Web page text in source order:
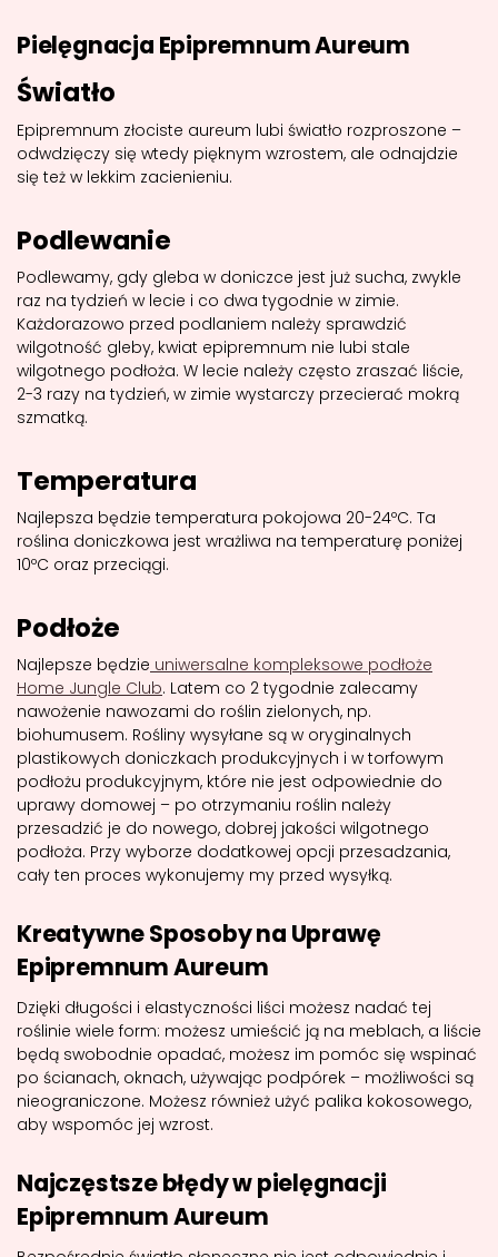
Pielęgnacja Epipremnum Aureum
Światło
Epipremnum złociste aureum lubi światło rozproszone –
odwdzięczy się wtedy pięknym wzrostem, ale odnajdzie
się też w lekkim zacienieniu.
Podlewanie
Podlewamy, gdy gleba w doniczce jest już sucha, zwykle
raz na tydzień w lecie i co dwa tygodnie w zimie.
Każdorazowo przed podlaniem należy sprawdzić
wilgotność gleby, kwiat epipremnum nie lubi stale
wilgotnego podłoża. W lecie należy często zraszać liście,
2-3 razy na tydzień, w zimie wystarczy przecierać mokrą
szmatką.
Temperatura
Najlepsza będzie temperatura pokojowa 20-24ºC. Ta
roślina doniczkowa jest wrażliwa na temperaturę poniżej
10ºC oraz przeciągi.
Podłoże
Najlepsze będzie uniwersalne kompleksowe podłoże
Home Jungle Club. Latem co 2 tygodnie zalecamy
nawożenie nawozami do roślin zielonych, np.
biohumusem. Rośliny wysyłane są w oryginalnych
plastikowych doniczkach produkcyjnych i w torfowym
podłożu produkcyjnym, które nie jest odpowiednie do
uprawy domowej – po otrzymaniu roślin należy
przesadzić je do nowego, dobrej jakości wilgotnego
podłoża. Przy wyborze dodatkowej opcji przesadzania,
cały ten proces wykonujemy my przed wysyłką.
Kreatywne Sposoby na Uprawę
Epipremnum Aureum
Dzięki długości i elastyczności liści możesz nadać tej
roślinie wiele form: możesz umieścić ją na meblach, a liście
będą swobodnie opadać, możesz im pomóc się wspinać
po ścianach, oknach, używając podpórek – możliwości są
nieograniczone. Możesz również użyć palika kokosowego,
aby wspomóc jej wzrost.
Najczęstsze błędy w pielęgnacji
Epipremnum Aureum